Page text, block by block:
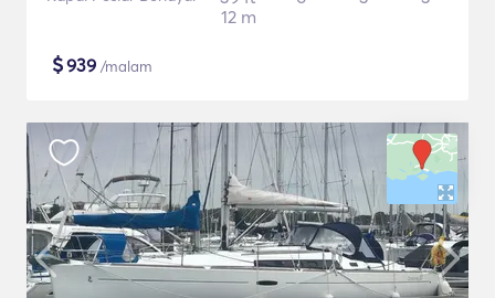
12 m
$939 /malam